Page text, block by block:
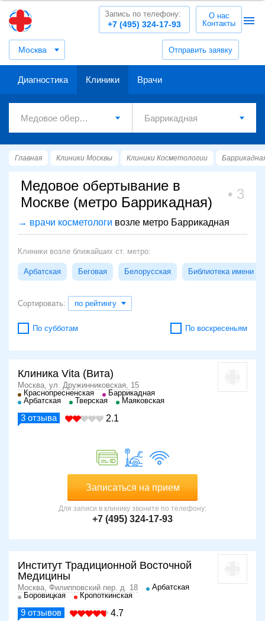
Москва Отправить заявку
+7 (495) 324-17-93
Запись по телефону:
О нас
Контакты
Диагностика Клиники Врачи
Главная Клиники Москвы Клиники Косметологии
Медовое обертывание в
Москве (метро Баррикадная)
3
→ врачи косметологи возле метро Баррикадная
Клиники возле ближайших ст. метро:
Арбатская Беговая Белорусская Библиотека имени
Сортировать: по рейтингу
По субботам По воскресеньям
Клиника Vita (Вита)
Москва, ул. Дружинниковская, 15
Краснопресненская
Баррикадная
Арбатская
Тверская Маяковская
3 отзыва 2.1
Записаться на прием
Для записи в клинику звоните по телефону:
+7 (495) 324-17-93
Институт Традиционной Восточной
Медицины
Москва, Филипповский пер. д. 18
Арбатская
Боровицкая
Кропоткинская
9 отзывов 4.7